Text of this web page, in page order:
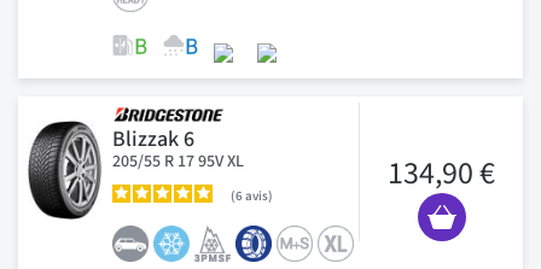
Blizzak 6
205/55 R 17 95V XL
6avis
134,90 €